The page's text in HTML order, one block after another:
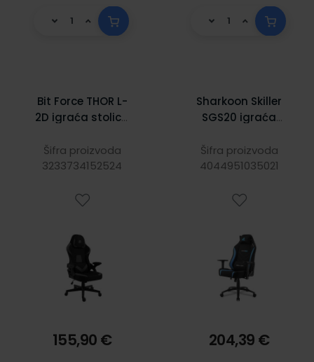
Bit Force THOR L-
2D igraća stolica
jastučićima, PU
koža, 2D naslon
130kg, crno/siva
Šifra proizvoda
3233734152524
155,90 €
Sharkoon Skiller
SGS20 igraća
plava
Šifra proizvoda
4044951035021
204,39 €